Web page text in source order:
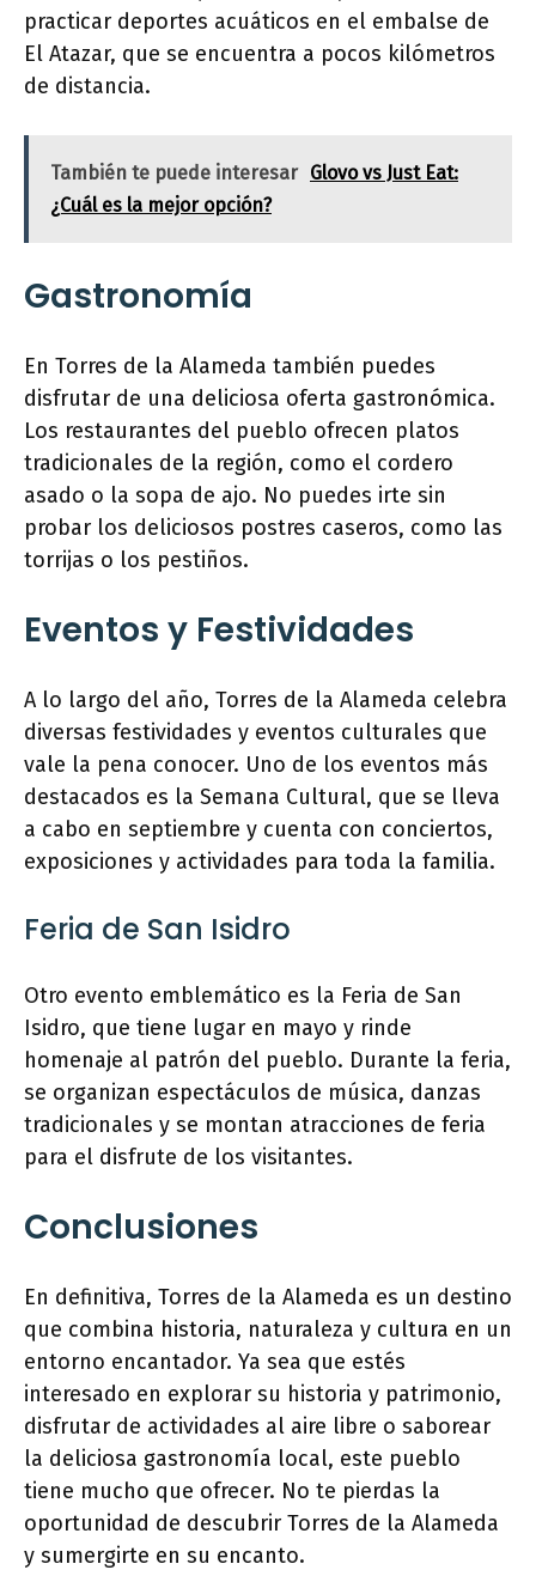
practicar deportes acuáticos en el embalse de
El Atazar, que se encuentra a pocos kilómetros
de distancia.
También te puede interesar Glovo vs Just Eat:
¿Cuál es la mejor opción?
Gastronomía
En Torres de la Alameda también puedes
disfrutar de una deliciosa oferta gastronómica.
Los restaurantes del pueblo ofrecen platos
tradicionales de la región, como el cordero
asado o la sopa de ajo. No puedes irte sin
probar los deliciosos postres caseros, como las
torrijas o los pestiños.
Eventos y Festividades
A lo largo del año, Torres de la Alameda celebra
diversas festividades y eventos culturales que
vale la pena conocer. Uno de los eventos más
destacados es la Semana Cultural, que se lleva
a cabo en septiembre y cuenta con conciertos,
exposiciones y actividades para toda la familia.
Feria de San Isidro
Otro evento emblemático es la Feria de San
Isidro, que tiene lugar en mayo y rinde
homenaje al patrón del pueblo. Durante la feria,
se organizan espectáculos de música, danzas
tradicionales y se montan atracciones de feria
para el disfrute de los visitantes.
Conclusiones
En definitiva, Torres de la Alameda es un destino
que combina historia, naturaleza y cultura en un
entorno encantador. Ya sea que estés
interesado en explorar su historia y patrimonio,
disfrutar de actividades al aire libre o saborear
la deliciosa gastronomía local, este pueblo
tiene mucho que ofrecer. No te pierdas la
oportunidad de descubrir Torres de la Alameda
y sumergirte en su encanto.